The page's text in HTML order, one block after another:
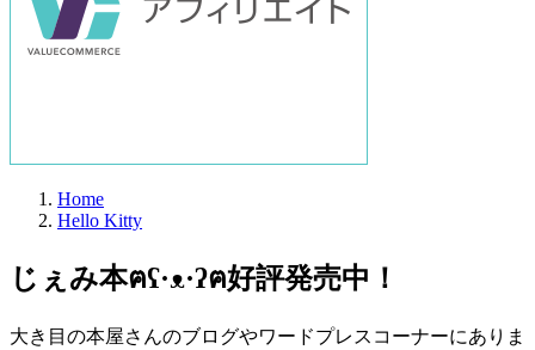
Home
Hello Kitty
じぇみ本ฅʕ·ᴥ·ʔฅ好評発売中！
大き目の本屋さんのブログやワードプレスコーナーにありま